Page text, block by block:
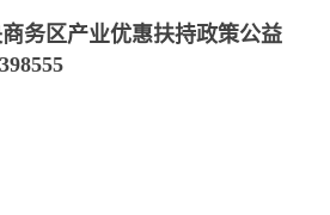
务区产业优惠扶持政策公益